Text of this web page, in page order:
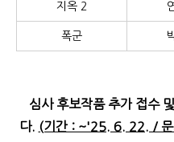
지옥 2
폭군
심사 후보작품 추가 접수
다. (기간 : ~'25. 6. 22. /